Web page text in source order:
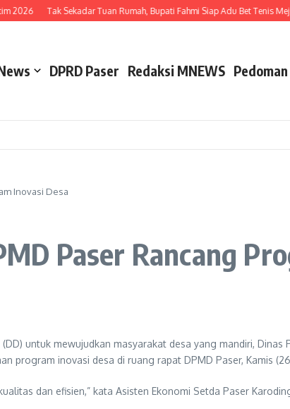
2026 Tak Sekadar Tuan Rumah, Bupati Fahmi Siap Adu Bet Tenis
DPRD Paser Redaksi MNEWS
Inovasi Desa
Paser Rancang
untuk mewujudkan masyarakat desa yang mandiri,
program inovasi desa di ruang rapat DPMD Paser, Kamis
dan efisien,” kata Asisten Ekonomi Setda Paser